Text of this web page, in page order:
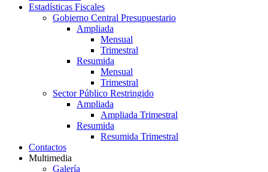
Estadísticas Fiscales
Gobierno Central Presupuestario
Ampliada
Mensual
Trimestral
Resumida
Mensual
Trimestral
Sector Público Restringido
Ampliada
Ampliada Trimestral
Resumida
Resumida Trimestral
Contactos
Multimedia
Galería